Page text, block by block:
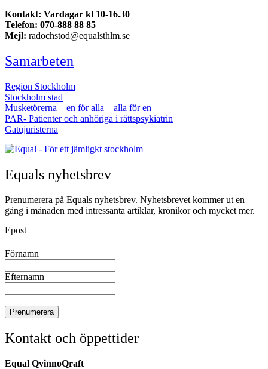
Kontakt: Vardagar kl 10-16.30
Telefon: 070-888 88 85
Mejl: radochstod@equalsthlm.se
Samarbeten
Region Stockholm
Stockholm stad
Musketörerna – en för alla – alla för en
PAR- Patienter och anhöriga i rättspsykiatrin
Gatujuristerna
Equals nyhetsbrev
Prenumerera på Equals nyhetsbrev. Nyhetsbrevet kommer ut en
gång i månaden med intressanta artiklar, krönikor och mycket mer.
Epost
Förnamn
Efternamn
Kontakt och öppettider
Equal QvinnoQraft